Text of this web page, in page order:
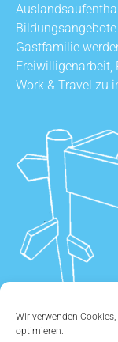
Wir verwenden
optimieren.
Gastfamilie
Work & Travel zu